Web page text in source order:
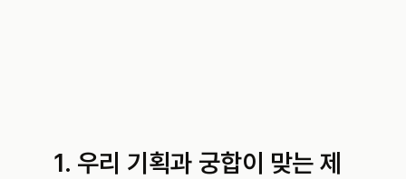
1. 우리 기획과 궁합이 맞는 제